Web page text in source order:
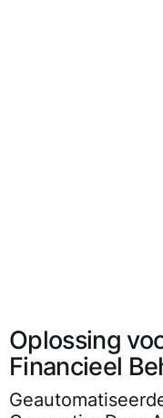
Oplossing
Financieel